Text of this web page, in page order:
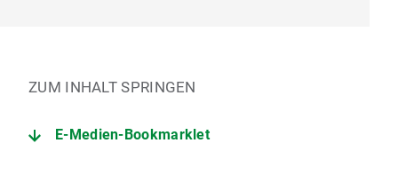
ZUM INHALT SPRINGEN
E-Medien-Bookmarklet